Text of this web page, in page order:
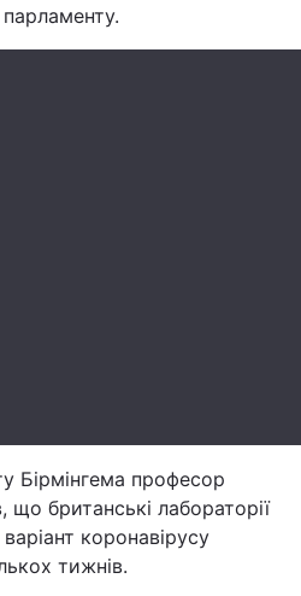
Бірмінгема професор
британські лабораторії
коронавірусу
тижнів.